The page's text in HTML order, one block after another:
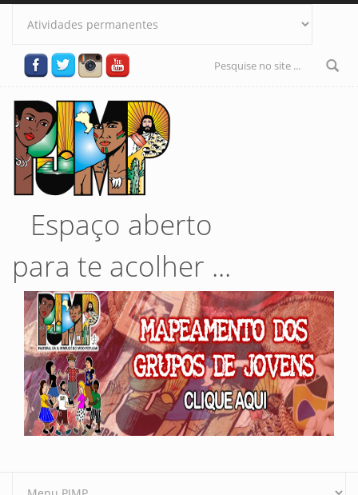
Pular para o conteúdo principal
Formulário
Espaço aberto
para te acolher ...